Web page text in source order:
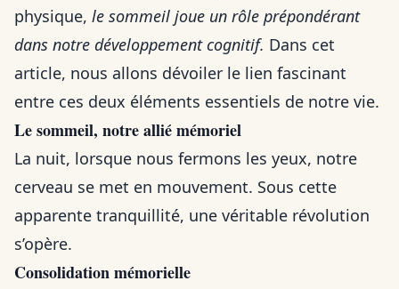
physique, le sommeil joue un rôle prépondérant
dans notre développement cognitif. Dans cet
article, nous allons dévoiler le lien fascinant
entre ces deux éléments essentiels de notre vie.
Le sommeil, notre allié mémoriel
La nuit, lorsque nous fermons les yeux, notre
cerveau se met en mouvement. Sous cette
apparente tranquillité, une véritable révolution
s’opère.
Consolidation mémorielle